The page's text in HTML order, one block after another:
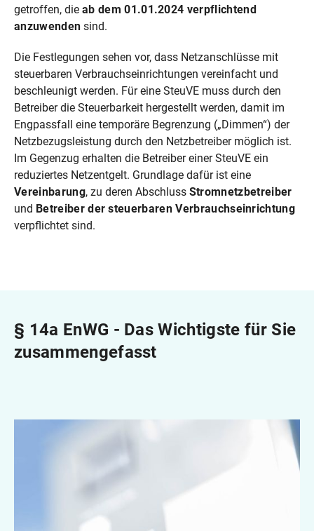
getroffen, die ab dem 01.01.2024 verpflichtend
anzuwenden sind.
Die Festlegungen sehen vor, dass Netzanschlüsse mit
steuerbaren Verbrauchseinrichtungen vereinfacht und
beschleunigt werden. Für eine SteuVE muss durch den
Betreiber die Steuerbarkeit hergestellt werden, damit im
Engpassfall eine temporäre Begrenzung („Dimmen“) der
Netzbezugsleistung durch den Netzbetreiber möglich ist.
Im Gegenzug erhalten die Betreiber einer SteuVE ein
reduziertes Netzentgelt. Grundlage dafür ist eine
Vereinbarung, zu deren Abschluss Stromnetzbetreiber
und Betreiber der steuerbaren Verbrauchseinrichtung
verpflichtet sind.
§ 14a EnWG - Das Wichtigste für Sie
zusammengefasst